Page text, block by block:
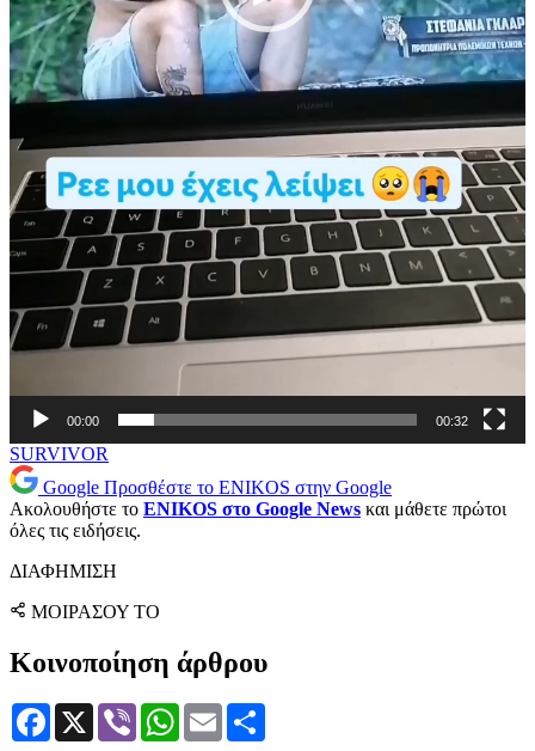
00:00 00:32
SURVIVOR
Google Προσθέστε το ENIKOS στην Google
Ακολουθήστε το ENIKOS στο Google News και μάθετε πρώτοι
όλες τις ειδήσεις.
ΔΙΑΦΗΜΙΣΗ
ΜΟΙΡΑΣΟΥ ΤΟ
Κοινοποίηση άρθρου
Facebook
X Viber WhatsApp
Email